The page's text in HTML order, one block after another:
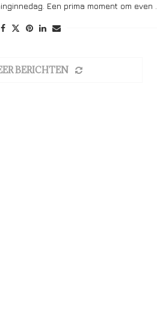
Een prima moment om even …
BERICHTEN